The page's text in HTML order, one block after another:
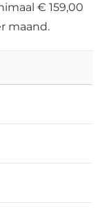
€ 159,00
maand.